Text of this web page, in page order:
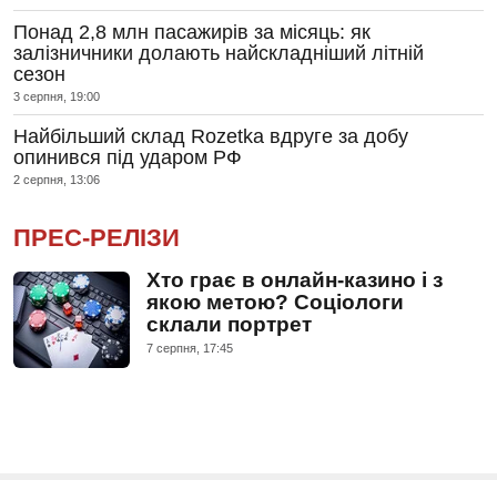
Понад 2,8 млн пасажирів за місяць: як
залізничники долають найскладніший літній
сезон
3 серпня, 19:00
Найбільший склад Rozetka вдруге за добу
опинився під ударом РФ
2 серпня, 13:06
ПРЕС-РЕЛІЗИ
Хто грає в онлайн-казино і з
якою метою? Соціологи
склали портрет
7 серпня, 17:45